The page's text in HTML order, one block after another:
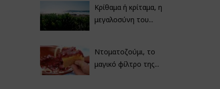
Κρίθαμα ή κρίταμα, η
μεγαλοσύνη του...
Ντοματοζούμι, το
μαγικό φίλτρο της...